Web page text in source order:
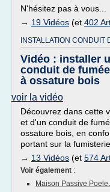
N'hésitez pas à vous...
→ 19 Vidéos (et 402
INSTALLATION CONDUIT
Vidéo : installer
conduit de
à ossature bois
voir la vidéo
Découvrez dans cette
et d'un conduit de
ossature bois, en
portant sur la fumisterie
→ 13 Vidéos (et 574
Voir également :
Maison Passive Poele